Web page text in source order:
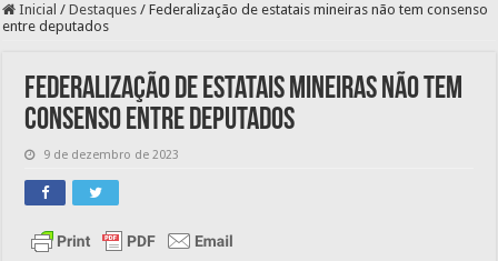
Inicial / Destaques / Federalização de estatais mineiras não tem consenso
entre deputados
Federalização de estatais mineiras não tem
consenso entre deputados
9 de dezembro de 2023